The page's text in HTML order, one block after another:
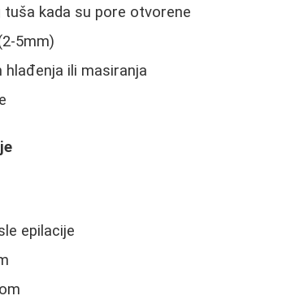
kada su pore otvorene
5mm)
ili masiranja
epilacije